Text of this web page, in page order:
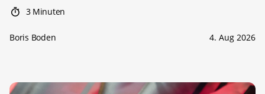
3 Minuten
Boris Boden 4. Aug 2026